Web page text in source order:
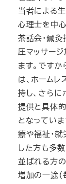
当者による
心理士を中
茶話会・鍼
圧マッサー
ます。です
は、ホーム
持し、さら
提供と具体
となってい
療や福祉・
した方も多数
並ばれる方
増加の一途